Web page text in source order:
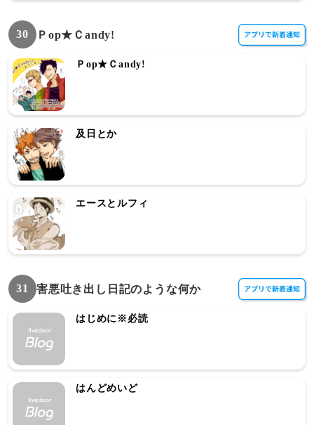
30 Ｐop★Ｃandy!
Ｐop★Ｃandy!
及日とか
エースとルフィ
31 害悪吐き出し日記のような何か
はじめに※必読
はんどめいど